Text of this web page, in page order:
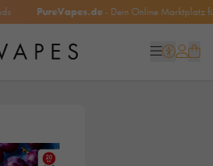
PureVapes.de- Dein Online Marktplatz für